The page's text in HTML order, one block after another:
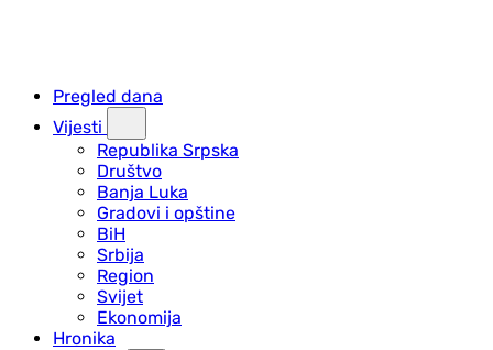
Pregled dana
Vijesti
Republika Srpska
Društvo
Banja Luka
Gradovi i opštine
BiH
Srbija
Region
Svijet
Ekonomija
Hronika